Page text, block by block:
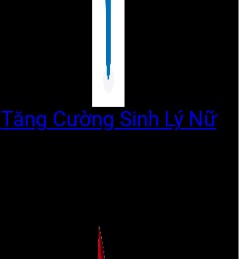
Tăng Cường Sinh Lý Nữ